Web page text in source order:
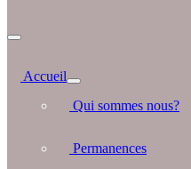
Accueil
Qui sommes nous?
Permanences